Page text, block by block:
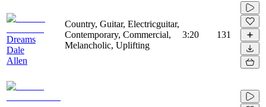
Dreams
Dale
Allen
Country, Guitar, Electricguitar,
Contemporary, Commercial,
Melancholic, Uplifting
3:20 131